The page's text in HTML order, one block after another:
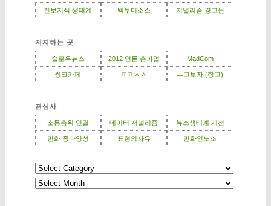
진보지식 생태계 백투더소스 저널리즘 경고문
지지하는 곳
슬로우뉴스 2012 언론 총파업 MadCom
씽크카페 ㅍㅍㅅㅅ 두고보자 (창고)
관심사
소통층위 연결 데이터 저널리즘 뉴스생태계 개선
만화 종다양성 표현의자유 만화인노조